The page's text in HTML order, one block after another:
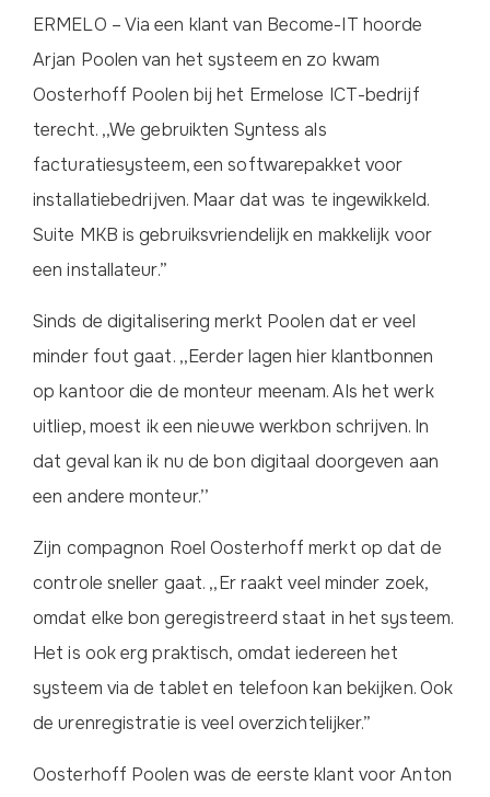
ERMELO – Via een klant van Become-IT hoorde
Arjan Poolen van het systeem en zo kwam
Oosterhoff Poolen bij het Ermelose ICT-bedrijf
terecht. ,,We gebruikten Syntess als
facturatiesysteem, een softwarepakket voor
installatiebedrijven. Maar dat was te ingewikkeld.
Suite MKB is gebruiksvriendelijk en makkelijk voor
een installateur.”
Sinds de digitalisering merkt Poolen dat er veel
minder fout gaat. ,,Eerder lagen hier klantbonnen
op kantoor die de monteur meenam. Als het werk
uitliep, moest ik een nieuwe werkbon schrijven. In
dat geval kan ik nu de bon digitaal doorgeven aan
een andere monteur.’’
Zijn compagnon Roel Oosterhoff merkt op dat de
controle sneller gaat. ,,Er raakt veel minder zoek,
omdat elke bon geregistreerd staat in het systeem.
Het is ook erg praktisch, omdat iedereen het
systeem via de tablet en telefoon kan bekijken. Ook
de urenregistratie is veel overzichtelijker.”
Oosterhoff Poolen was de eerste klant voor Anton